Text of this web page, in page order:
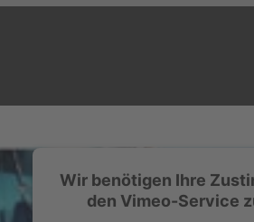
Wir benötigen Ihre
den Vimeo-Service